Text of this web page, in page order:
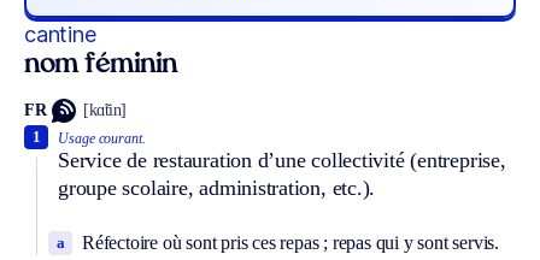
cantine
nom féminin
FR [kɑ̃tin]
Usage courant.
Service de restauration d’une collectivité (entreprise,
groupe scolaire, administration, etc.).
1
Réfectoire où sont pris ces repas ; repas qui y sont servis.
a